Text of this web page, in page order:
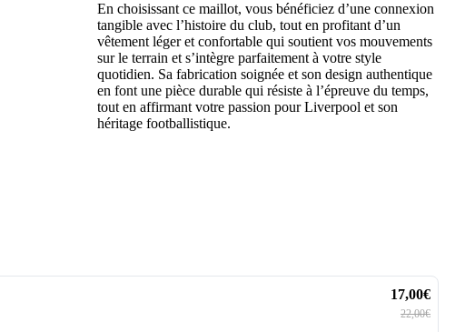
En choisissant ce maillot, vous bénéficiez d’une connexion
tangible avec l’histoire du club, tout en profitant d’un
vêtement léger et confortable qui soutient vos mouvements
sur le terrain et s’intègre parfaitement à votre style
quotidien. Sa fabrication soignée et son design authentique
en font une pièce durable qui résiste à l’épreuve du temps,
tout en affirmant votre passion pour Liverpool et son
héritage footballistique.
17,00€
22,00€